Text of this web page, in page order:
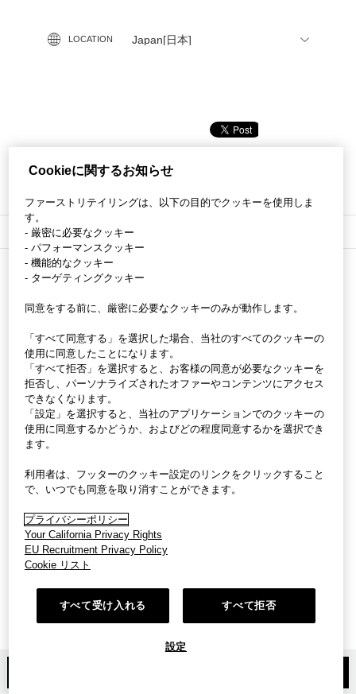
LOCATION
TOP > 働く環境
コーポレートサイト プライバシーポリシー
Cookieに関するお知らせ
ファーストリテイリングは、以下の目的でクッキーを使用しま
す。
- 厳密に必要なクッキー
- パフォーマンスクッキー
- 機能的なクッキー
- ターゲティングクッキー
同意をする前に、厳密に必要なクッキーのみが動作します。
「すべて同意する」を選択した場合、当社のすべてのクッキーの
使用に同意したことになります。
「すべて拒否」を選択すると、お客様の同意が必要なクッキーを
拒否し、パーソナライズされたオファーやコンテンツにアクセス
できなくなります。
「設定」を選択すると、当社のアプリケーションでのクッキーの
使用に同意するかどうか、およびどの程度同意するかを選択でき
ます。
利用者は、フッターのクッキー設定のリンクをクリックすること
で、いつでも同意を取り消すことができます。
プライバシーポリシー
Your California Privacy Rights
EU Recruitment Privacy Policy
Cookie リスト
すべて受け入れる すべて拒否
設定